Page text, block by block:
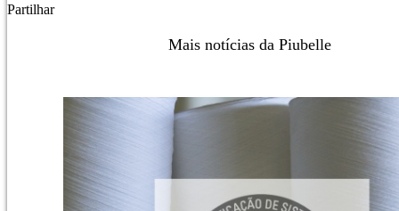
Partilhar
Mais notícias da Piubelle